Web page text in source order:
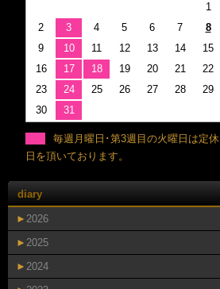
1
2
3 4 5 6 7
8
9
10 11 12 13 14
15
16
17 18 19 20 21
22
23
24 25 26 27 28
29
30
31
毎週月曜日･第3週目の火曜日は定休
日を頂いております。
diary
► 2026
► 2025
► 2024